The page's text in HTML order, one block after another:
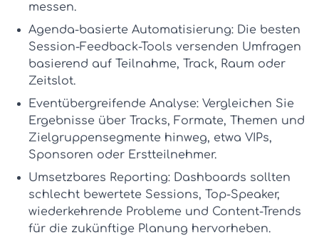
messen.
Agenda-basierte Automatisierung: Die besten
Session-Feedback-Tools versenden Umfragen
basierend auf Teilnahme, Track, Raum oder
Zeitslot.
Eventübergreifende Analyse: Vergleichen Sie
Ergebnisse über Tracks, Formate, Themen und
Zielgruppensegmente hinweg, etwa VIPs,
Sponsoren oder Erstteilnehmer.
Umsetzbares Reporting: Dashboards sollten
schlecht bewertete Sessions, Top-Speaker,
wiederkehrende Probleme und Content-Trends
für die zukünftige Planung hervorheben.